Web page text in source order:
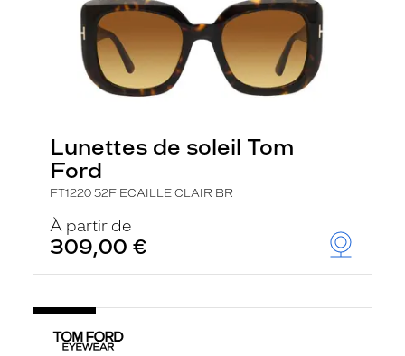
Lunettes de soleil Tom
Ford
FT1220 52F ECAILLE CLAIR BR
À partir de
309,00 €